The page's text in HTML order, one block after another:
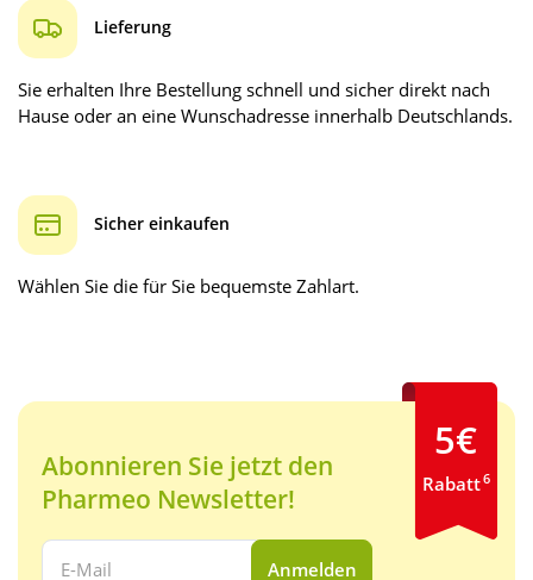
Lieferung
Sie erhalten Ihre Bestellung schnell und sicher direkt nach
Hause oder an eine Wunschadresse innerhalb Deutschlands.
Sicher einkaufen
Wählen Sie die für Sie bequemste Zahlart.
Abonnieren Sie jetzt den
Pharmeo Newsletter!
Ihre E-Mail Adresse:
Anmelden
5€
Rabatt6